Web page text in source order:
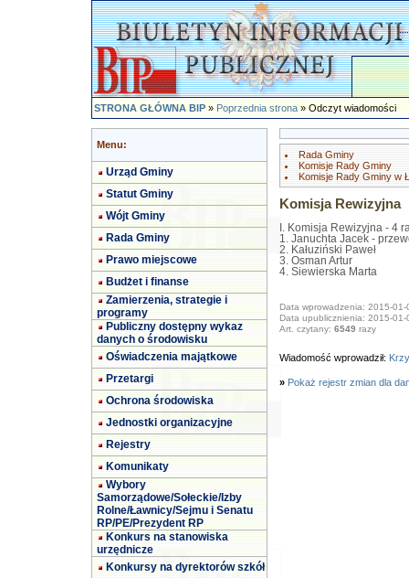
STRONA GŁÓWNA BIP»Poprzednia strona» Odczyt wiadomości
Menu:
Urząd Gminy
Statut Gminy
Wójt Gminy
Rada Gminy
Prawo miejscowe
Budżet i finanse
Zamierzenia, strategie i
programy
Publiczny dostępny wykaz
danych o środowisku
Oświadczenia majątkowe
Przetargi
Ochrona środowiska
Jednostki organizacyjne
Rejestry
Komunikaty
Wybory
Samorządowe/Sołeckie/Izby
Rolne/Ławnicy/Sejmu i Senatu
RP/PE/Prezydent RP
Konkurs na stanowiska
urzędnicze
Konkursy na dyrektorów szkół
Rada Gminy
Komisje Rady Gminy
Komisje Rady Gminy w
Komisja Rewizyjna
I. Komisja Rewizyjna - 4
1. Januchta Jacek -
2. Kałuziński Paweł
3. Osman Artur
4. Siewierska Marta
Data wprowadzenia: 2015-01-
Data upublicznienia: 2015-01-
Art. czytany: 6549 razy
Wiadomość wprowadził:
» Pokaż rejestr zmian dla